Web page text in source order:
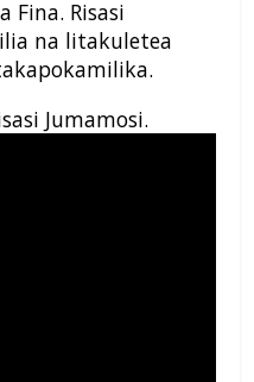
Fina. Risasi
na litakuletea
Jumamosi.